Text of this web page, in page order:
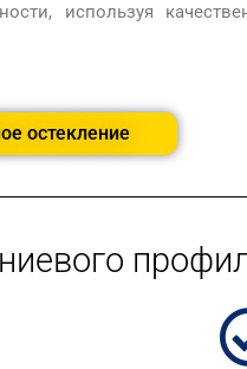
используя
остекление